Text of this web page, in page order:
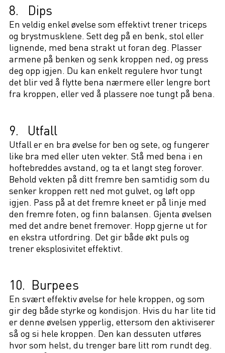
8. Dips
En veldig enkel øvelse som effektivt trener triceps
og brystmusklene. Sett deg på en benk, stol eller
lignende, med bena strakt ut foran deg. Plasser
armene på benken og senk kroppen ned, og press
deg opp igjen. Du kan enkelt regulere hvor tungt
det blir ved å flytte bena nærmere eller lengre bort
fra kroppen, eller ved å plassere noe tungt på bena.
9. Utfall
Utfall er en bra øvelse for ben og sete, og fungerer
like bra med eller uten vekter. Stå med bena i en
hoftebreddes avstand, og ta et langt steg forover.
Behold vekten på ditt fremre ben samtidig som du
senker kroppen rett ned mot gulvet, og løft opp
igjen. Pass på at det fremre kneet er på linje med
den fremre foten, og finn balansen. Gjenta øvelsen
med det andre benet fremover. Hopp gjerne ut for
en ekstra utfordring. Det gir både økt puls og
trener eksplosivitet effektivt.
10. Burpees
En svært effektiv øvelse for hele kroppen, og som
gir deg både styrke og kondisjon. Hvis du har lite tid
er denne øvelsen ypperlig, ettersom den aktiviserer
så og si hele kroppen. Den kan dessuten utføres
hvor som helst, du trenger bare litt rom rundt deg.